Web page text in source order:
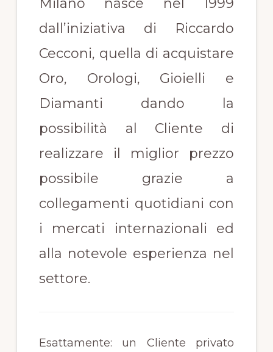
Milano nasce nel 1999
dall’iniziativa di Riccardo
Cecconi, quella di acquistare
Oro, Orologi, Gioielli e
Diamanti dando la
possibilità al Cliente di
realizzare il miglior prezzo
possibile grazie a
collegamenti quotidiani con
i mercati internazionali ed
alla notevole esperienza nel
settore.
Esattamente: un Cliente privato